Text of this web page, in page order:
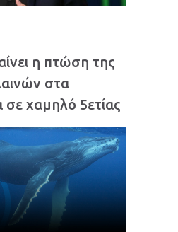
η πτώση της
στα
σε χαμηλό 5ετίας